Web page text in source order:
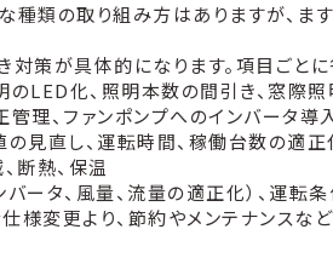
類の取り組み方はありますが、ま
策が具体的になります。項目ごとに
LED化、照明本数の間引き、窓際
理、ファンポンプへのインバータ導
見直し、運転時間、稼働台数の適正
断熱、保温
ータ、風量、流量の適正化）、運転
変更より、節約やメンテナンスな